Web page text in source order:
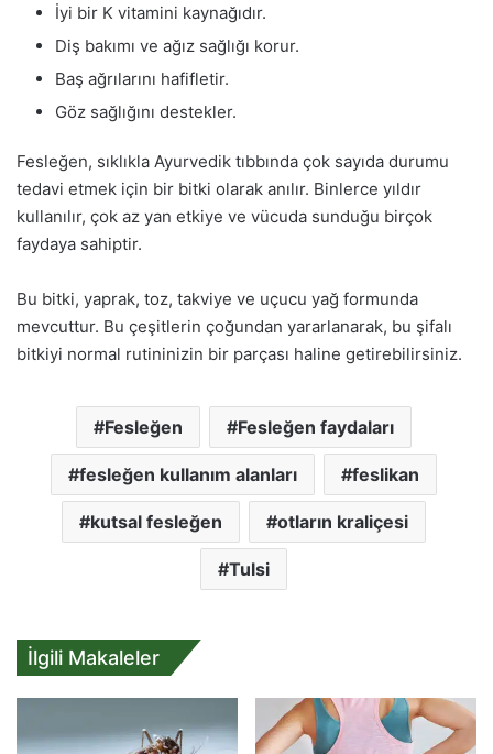
İyi bir K vitamini kaynağıdır.
Diş bakımı ve ağız sağlığı korur.
Baş ağrılarını hafifletir.
Göz sağlığını destekler.
Fesleğen, sıklıkla Ayurvedik tıbbında çok sayıda durumu
tedavi etmek için bir bitki olarak anılır. Binlerce yıldır
kullanılır, çok az yan etkiye ve vücuda sunduğu birçok
faydaya sahiptir.
Bu bitki, yaprak, toz, takviye ve uçucu yağ formunda
mevcuttur. Bu çeşitlerin çoğundan yararlanarak, bu şifalı
bitkiyi normal rutininizin bir parçası haline getirebilirsiniz.
Fesleğen Fesleğen faydaları
fesleğen kullanım alanları feslikan
kutsal fesleğen otların kraliçesi
Tulsi
İlgili Makaleler